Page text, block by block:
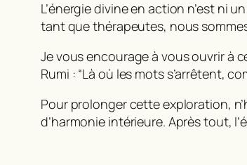
L’énergie divine en action n’est ni
tant que thérapeutes, nous
Je vous encourage à vous ouvrir à
Rumi : “Là où les mots s’arrêtent,
Pour prolonger cette exploration,
d’harmonie intérieure. Après tout,